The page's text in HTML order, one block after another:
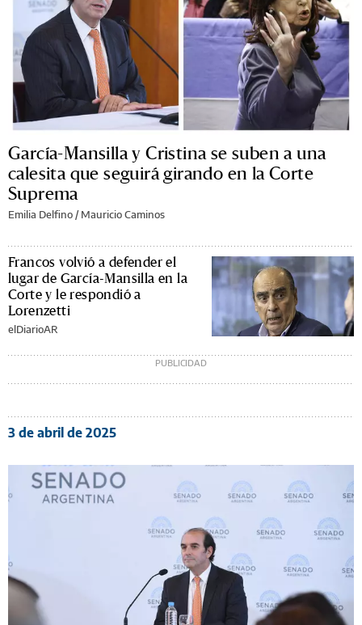
García-Mansilla y Cristina se suben a una
calesita que seguirá girando en la Corte
Suprema
Emilia Delfino/Mauricio Caminos
Francos volvió a defender el
lugar de García-Mansilla en la
Corte y le respondió a
Lorenzetti
elDiarioAR
3 de abril de 2025